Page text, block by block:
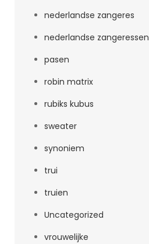
nederlandse zangeres
nederlandse zangeressen
pasen
robin matrix
rubiks kubus
sweater
synoniem
trui
truien
Uncategorized
vrouwelijke